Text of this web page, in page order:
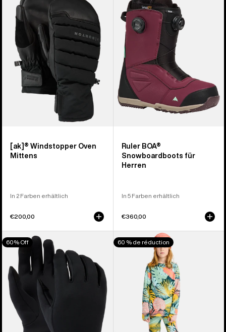
Windstopper
Oven
Fäustlinge
[ak]® Windstopper Oven
Mittens
In 2 Farben erhältlich
€200,00
BOA®
Snowboardboots
Herren
Ruler BOA®
Snowboardboots für
Herren
In 5 Farben erhältlich
€360,00
Burton
Screen
Grab®
Innenhandschuhe
60% Off
Burton
Fleece-
Funktionswäsche-
60 % de réduction